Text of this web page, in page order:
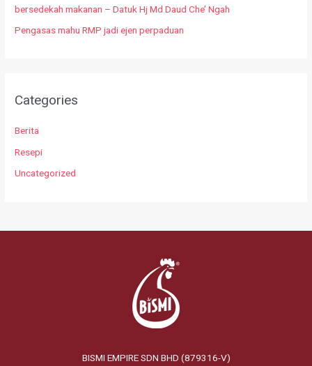
bersedekah makanan – Datuk Hj Md Daud Che’ Ngah
Pengasas mahu RMP jadi ejen perpaduan
Categories
Berita
Resepi
Uncategorized
BISMI EMPIRE SDN BHD (879316-V)